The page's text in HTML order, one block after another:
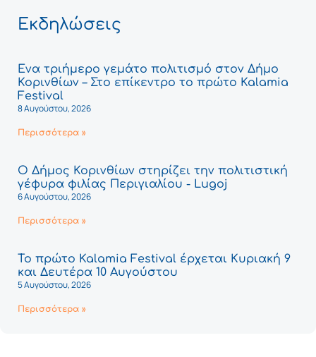
Εκδηλώσεις
Ένα τριήμερο γεμάτο πολιτισμό στον Δήμο
Κορινθίων – Στο επίκεντρο το πρώτο Kalamia
Festival
8 Αυγούστου, 2026
Περισσότερα »
Ο Δήμος Κορινθίων στηρίζει την πολιτιστική
γέφυρα φιλίας Περιγιαλίου - Lugoj
6 Αυγούστου, 2026
Περισσότερα »
Το πρώτο Kalamia Festival έρχεται Κυριακή 9
και Δευτέρα 10 Αυγούστου
5 Αυγούστου, 2026
Περισσότερα »